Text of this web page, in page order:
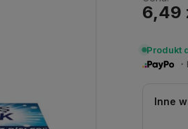
6,49
Produkt
Inne